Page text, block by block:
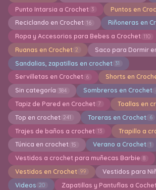
Punto Intarsia a Crochet 3 Puntos en
Reciclando en Crochet 16 Riñoneras en
Ropa y Accesorios para Bebes a Crochet 110
Ruanas en Crochet 2 Saco para Dormir
Sandalias, zapatillas en crochet 31
Servilletas en Crochet 6 Shorts en
Sin categoría 384 Sombreros en Crochet
Tapiz de Pared en Crochet 7 Toallas en
Top en crochet 241 Toreras en Crochet 6
Trajes de baños a crochet 13 Trapillo a
Túnica en crochet 15 Verano a Crochet 1
Vestidos a crochet para muñecas Barbie 8
Vestidos en Crochet 99 Vestidos para
Videos 20 Zapatillas y Pantuflas a Cochet